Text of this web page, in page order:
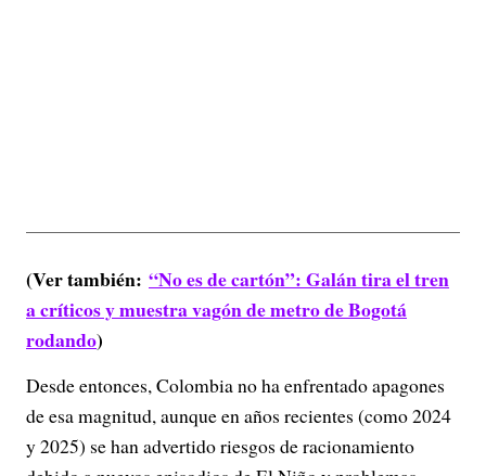
(Ver también: “No es de cartón”: Galán tira el tren
a críticos y muestra vagón de metro de Bogotá
rodando)
Desde entonces, Colombia no ha enfrentado apagones
de esa magnitud, aunque en años recientes (como 2024
y 2025) se han advertido riesgos de racionamiento